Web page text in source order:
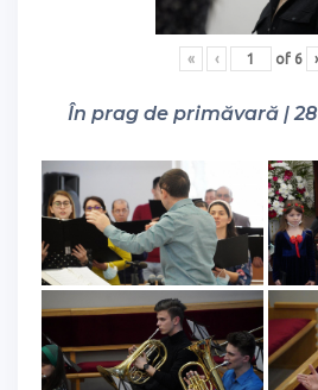
« ‹ of 6 ›
În prag de primăvară | 28